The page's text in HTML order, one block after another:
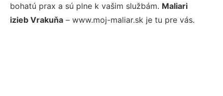
bohatú prax a sú plne k vašim službám. Maliari
izieb Vrakuňa – www.moj-maliar.sk je tu pre vás.